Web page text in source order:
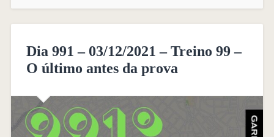
Dia 991 – 03/12/2021 – Treino 99 –
O último antes da prova